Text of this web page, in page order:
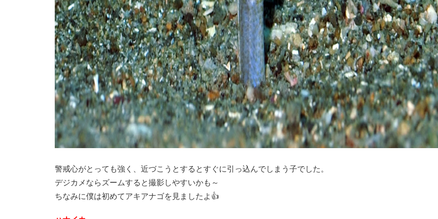
警戒心がとっても強く、近づこうとするとすぐに引っ込んでしまう子でした。
デジカメならズームすると撮影しやすいかも～
ちなみに僕は初めてアキアナゴを見ましたよ👍